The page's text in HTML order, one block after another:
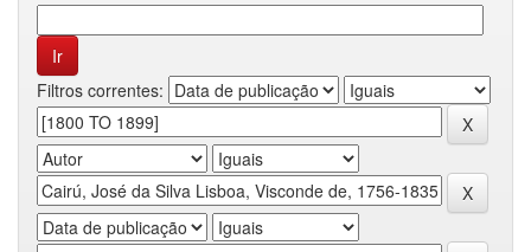
Filtros correntes: